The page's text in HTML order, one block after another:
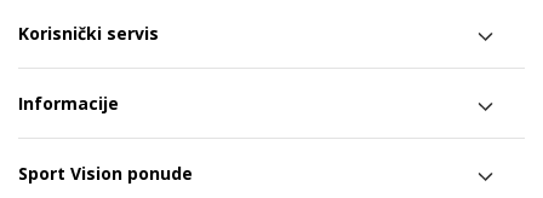
Korisnički servis
Informacije
Sport Vision ponude